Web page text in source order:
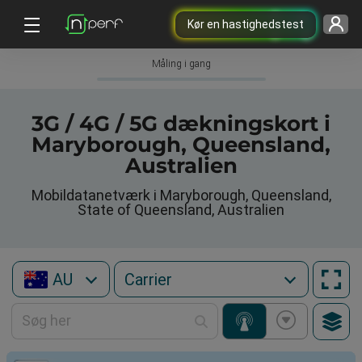
Kør en hastighedstest
Måling i gang
3G / 4G / 5G dækningskort i
Maryborough, Queensland,
Australien
Mobildatanetværk i Maryborough, Queensland,
State of Queensland, Australien
AU